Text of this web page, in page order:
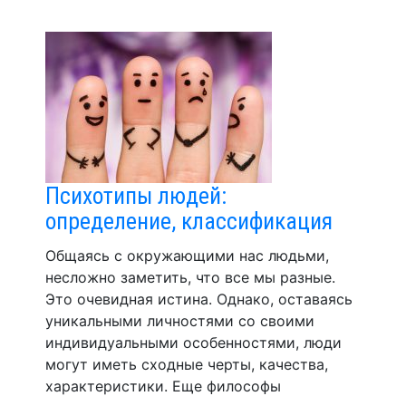
Психотипы людей:
определение, классификация
Общаясь с окружающими нас людьми,
несложно заметить, что все мы разные.
Это очевидная истина. Однако, оставаясь
уникальными личностями со своими
индивидуальными особенностями, люди
могут иметь сходные черты, качества,
характеристики. Еще философы